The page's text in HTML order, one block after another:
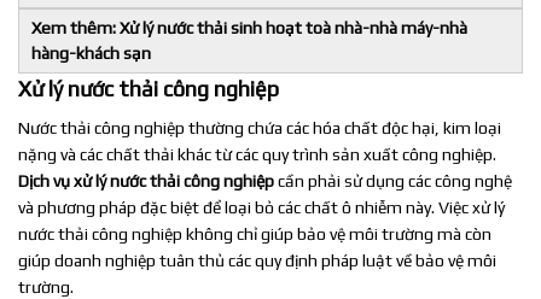
Xem thêm:Xử lý nước thải sinh hoạt toà nhà-nhà máy-nhà
hàng-khách sạn
Xử lý nước thải công nghiệp
Nước thải công nghiệp thường chứa các hóa chất độc hại, kim loại
nặng và các chất thải khác từ các quy trình sản xuất công nghiệp.
Dịch vụ xử lý nước thải công nghiệpcần phải sử dụng các công nghệ
và phương pháp đặc biệt để loại bỏ các chất ô nhiễm này. Việc xử lý
nước thải công nghiệp không chỉ giúp bảo vệ môi trường mà còn
giúp doanh nghiệp tuân thủ các quy định pháp luật về bảo vệ môi
trường.